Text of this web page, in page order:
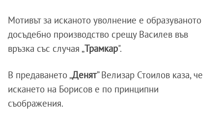
Мотивът за исканото уволнение е образуваното
досъдебно производство срещу Василев във
връзка със случая „Трамкар".
В предаването „Денят” Велизар Стоилов каза, че
искането на Борисов е по принципни
съображения.